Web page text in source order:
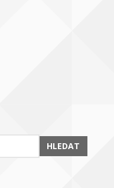
HLEDAT